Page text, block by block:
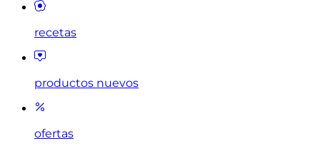
recetas
productos nuevos
ofertas